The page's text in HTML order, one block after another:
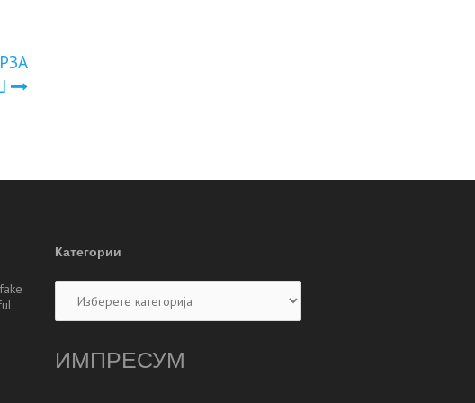
Категории
ИМПРЕСУМ